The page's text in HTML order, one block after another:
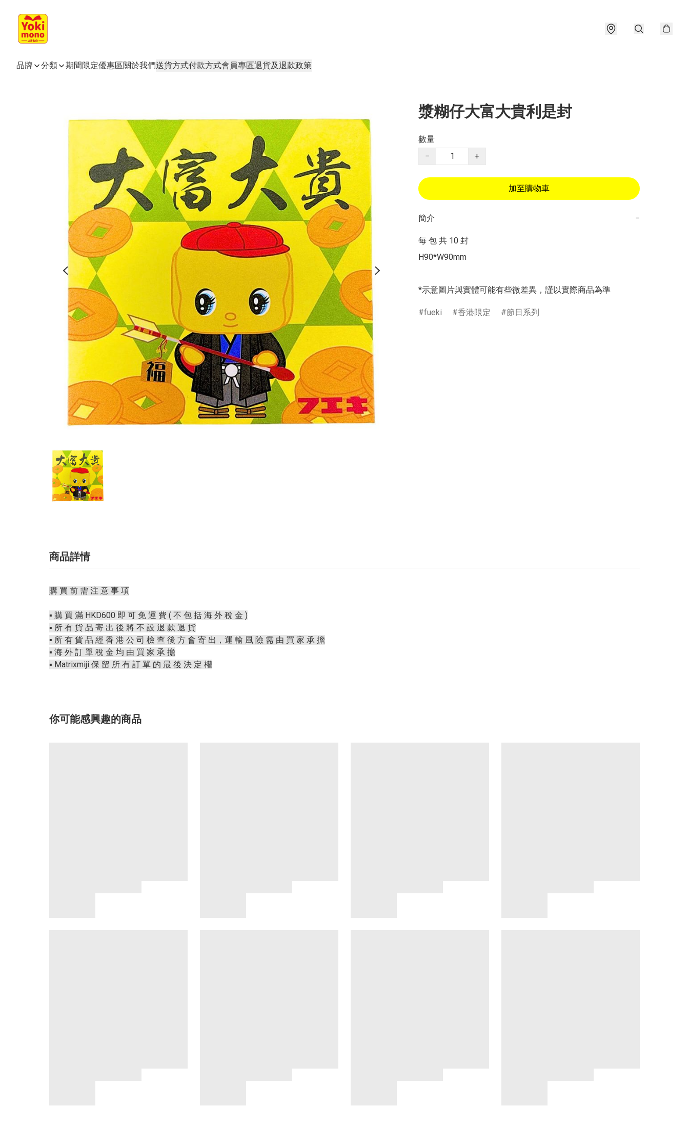
品牌 分類 期間限定優惠區關於我們送貨方式付款方式會員專區退貨及退款政策
漿糊仔大富大貴利是封
數量
−
+
加至購物車
簡介 −
每 包 共 10 封
H90*W90mm
*示意圖片與實體可能有些微差異，謹以實際商品為準
fueki 香港限定 節日系列
商品詳情
購 買 前 需 注 意 事 項
▪️ 購 買 滿 HKD600 即 可 免 運 費 ( 不 包 括 海 外 稅 金 )
▪️ 所 有 貨 品 寄 出 後 將 不 設 退 款 退 貨
▪️ 所 有 貨 品 經 香 港 公 司 檢 查 後 方 會 寄 出，運 輸 風 險 需 由 買 家 承 擔
▪️ 海 外 訂 單 稅 金 均 由 買 家 承 擔
▪️ Matrixmiji 保 留 所 有 訂 單 的 最 後 決 定 權
你可能感興趣的商品